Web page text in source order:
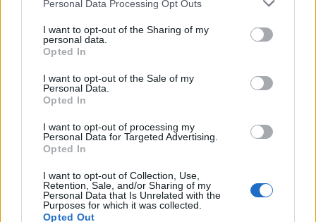
This information may also be disclosed by us to third parties
further disclose it to other third parties.
Please note that this website/app uses one or more Google
services and may gather and store information including but
not limited to your visit or usage behaviour. You may click to
grant or deny consent to Google and its third-party tags to
consent section.
Personal Data Processing Opt Outs
I want to opt-out of the Sharing of my
personal data.
Opted In
I want to opt-out of the Sale of my
Personal Data.
Opted In
I want to opt-out of processing my
Personal Data for Targeted Advertising.
Opted In
I want to opt-out of Collection, Use,
Retention, Sale, and/or Sharing of my
Personal Data that Is Unrelated with the
Purposes for which it was collected.
Opted Out